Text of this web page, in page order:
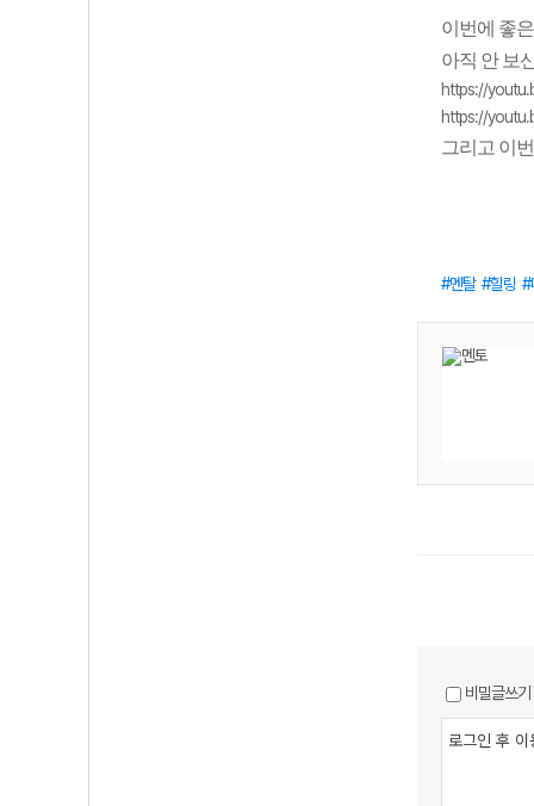
이번에 좋
아직 안 보
https://
https://
그리고 이
멘탈 힐링
비밀글쓰기